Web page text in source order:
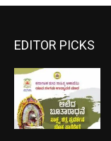
EDITOR PICKS